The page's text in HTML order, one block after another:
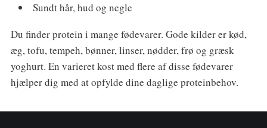
Sundt hår, hud og negle
Du finder protein i mange fødevarer. Gode kilder er kød,
æg, tofu, tempeh, bønner, linser, nødder, frø og græsk
yoghurt. En varieret kost med flere af disse fødevarer
hjælper dig med at opfylde dine daglige proteinbehov.